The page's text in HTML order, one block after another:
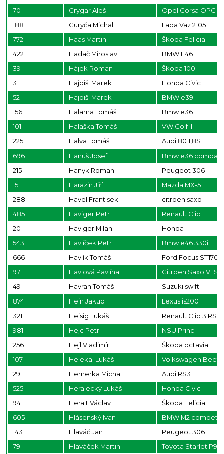
70
Grygar Aleš
Opel Corsa OPC
188
Guryča Michal
Lada Vaz 2105
772
Haas Martin
Škoda Felicia
422
Hadač Miroslav
BMW E46
39
Hájek Roman
Škoda 100
3
Hajpišl Marek
Honda Civic
52
Hajpišl Marek
BMW e39
156
Halama Tomáš
Bmw e36
101
Halaška Tomáš
VW Golf III
225
Halva Tomáš
Audi 80 1,8S
696
Hanuš Josef
Bmw e36
215
Hanyk Roman
Peugeot 306
15
Harazin Jiří
Mazda MX-5
288
Havel Frantisek
citroen saxo
485
Haviger Petr
Renault Clio
20
Haviger Milan
Honda
543
Havlíček Petr
Bmw e46 330i
666
Havlík Tomáš
Ford Focus ST170
97
Havlová Pavlína
Citroën Saxo VTS
49
Havran Tomáš
Suzuki swift
874
Hein Jakub
Lexus is200
321
Heisig Lukáš
Renault Clio 3 RS
981
Hejc Petr
NSU Princ
256
Hejl Vladimír
Škoda octavia
107
Helekal Lukáš
Volkswagen
29
Hemerka Michal
Audi RS3
525
Heralecký Lukáš
Honda Civic
94
Heralt Václav
Škoda Felicia
605
Hlásenský Ivan
BMW M2
143
Hlaváč Jan
Peugeot 306
79
Hlaváček Martin
Toyota Starlet P9